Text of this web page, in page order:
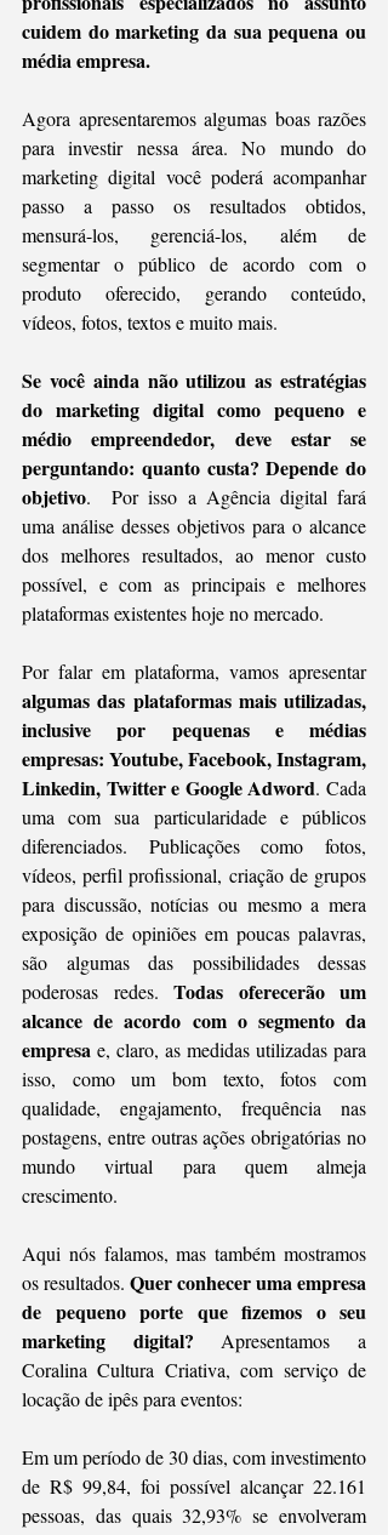
cuidem do marketing da sua pequena ou
média empresa.
Agora apresentaremos algumas boas razões
para investir nessa área. No mundo do
marketing digital você poderá acompanhar
passo a passo os resultados obtidos,
mensurá-los, gerenciá-los, além de
segmentar o público de acordo com o
produto oferecido, gerando conteúdo,
vídeos, fotos, textos e muito mais.
Se você ainda não utilizou as estratégias
do marketing digital como pequeno e
médio empreendedor, deve estar se
perguntando: quanto custa? Depende do
objetivo.  Por isso a Agência digital fará
uma análise desses objetivos para o alcance
dos melhores resultados, ao menor custo
possível, e com as principais e melhores
plataformas existentes hoje no mercado.
Por falar em plataforma, vamos apresentar
algumas das plataformas mais utilizadas,
inclusive por pequenas e médias
empresas: Youtube, Facebook, Instagram,
Linkedin, Twitter e Google Adword. Cada
uma com sua particularidade e públicos
diferenciados. Publicações como fotos,
vídeos, perfil profissional, criação de grupos
para discussão, notícias ou mesmo a mera
exposição de opiniões em poucas palavras,
são algumas das possibilidades dessas
poderosas redes. Todas oferecerão um
alcance de acordo com o segmento da
empresa e, claro, as medidas utilizadas para
isso, como um bom texto, fotos com
qualidade, engajamento, frequência nas
postagens, entre outras ações obrigatórias no
mundo virtual para quem almeja
crescimento.
Aqui nós falamos, mas também mostramos
os resultados. Quer conhecer uma empresa
de pequeno porte que fizemos o seu
marketing digital? Apresentamos a
Coralina Cultura Criativa, com serviço de
locação de ipês para eventos:
Em um período de 30 dias, com investimento
de R$ 99,84, foi possível alcançar 22.161
pessoas, das quais 32,93% se envolveram